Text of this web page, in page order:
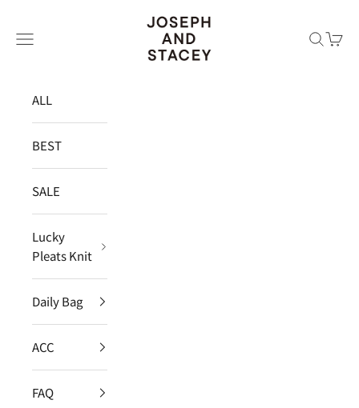
JOSEPH AND STACEY JAPAN
メニュー
検索カー
ALL
BEST
SALE
Lucky
Pleats Knit
Daily Bag
ACC
FAQ